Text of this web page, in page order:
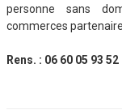
personne sans
commerces
Rens. : 06 60 05 93 52